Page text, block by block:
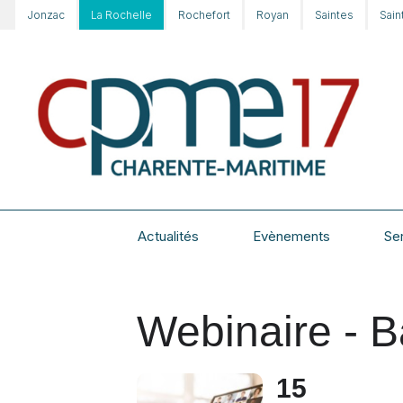
Jonzac La Rochelle Rochefort Royan Saintes
Actualités Evènements
Webinaire -
15